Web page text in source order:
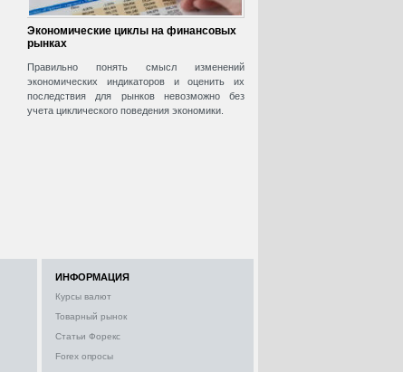
Экономические циклы на финансовых
рынках
Правильно понять смысл изменений
экономических индикаторов и оценить их
последствия для рынков невозможно без
учета циклического поведения экономики.
ИНФОРМАЦИЯ
Курсы валют
Товарный рынок
Статьи Форекс
Forex опросы